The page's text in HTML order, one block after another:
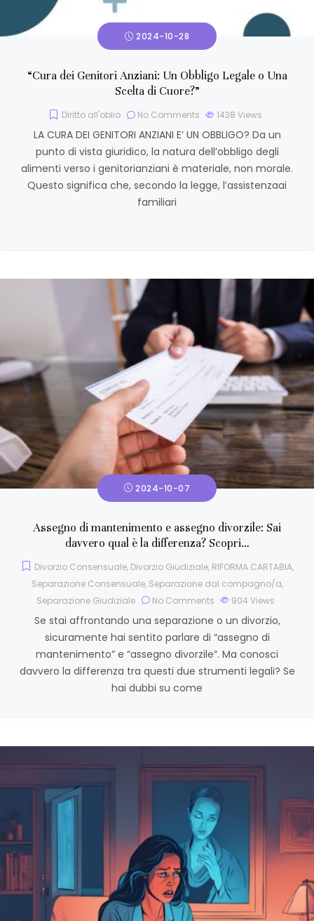
2024-10-28
“Cura dei Genitori Anziani: Un Obbligo Legale o Una
Scelta di Cuore?”
Diritto all'oblio No Comments 1438 Views
LA CURA DEI GENITORI ANZIANI E’ UN OBBLIGO? Da un
punto di vista giuridico, la natura dell’obbligo degli
alimenti verso i genitorianziani è materiale, non morale.
Questo significa che, secondo la legge, l’assistenzaai
familiari
2024-10-07
Assegno di mantenimento e assegno divorzile: Sai
davvero qual è la differenza? Scopri…
Divorzio Consensuale, Divorzio Giudiziale, RIFORMA CARTABIA,
Separazione Consensuale, Separazione dal compagno/a,
Separazione Giudiziale
No Comments 904 Views
Se stai affrontando una separazione o un divorzio,
sicuramente hai sentito parlare di “assegno di
mantenimento” e “assegno divorzile”. Ma conosci
davvero la differenza tra questi due strumenti legali? Se
hai dubbi su come